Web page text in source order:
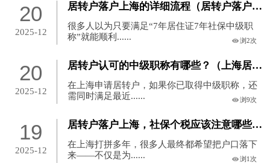
20
2025-12
居转户落户上海的详细流程（居转户落户上海流程）
很多人以为只要满足“7年居住证7年社保中级职
称”就能顺利......
浏2次
20
2025-12
居转户认可的中级职称有哪些？（上海居转户认可的中级职称有哪些）
在上海申请居转户，如果你已取得中级职称，还
需同时满足最近......
浏9次
19
2025-12
居转户落户上海，社保个税应该注意哪些？（上海居转户看社保基数还是税）
在上海打拼多年，很多人最终都希望把户口落下
来——不仅是为......
浏1次